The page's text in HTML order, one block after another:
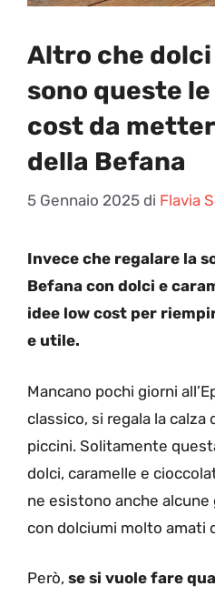
Altro che
sono queste
cost da
della Befana
5 Gennaio 2025 di Flavia
Invece che regalare la
Befana con dolci e
idee low cost per
e utile.
Mancano pochi giorni
classico, si regala la calza
piccini. Solitamente
dolci, caramelle e
ne esistono anche
con dolciumi molto amati
Però, se si vuole fare